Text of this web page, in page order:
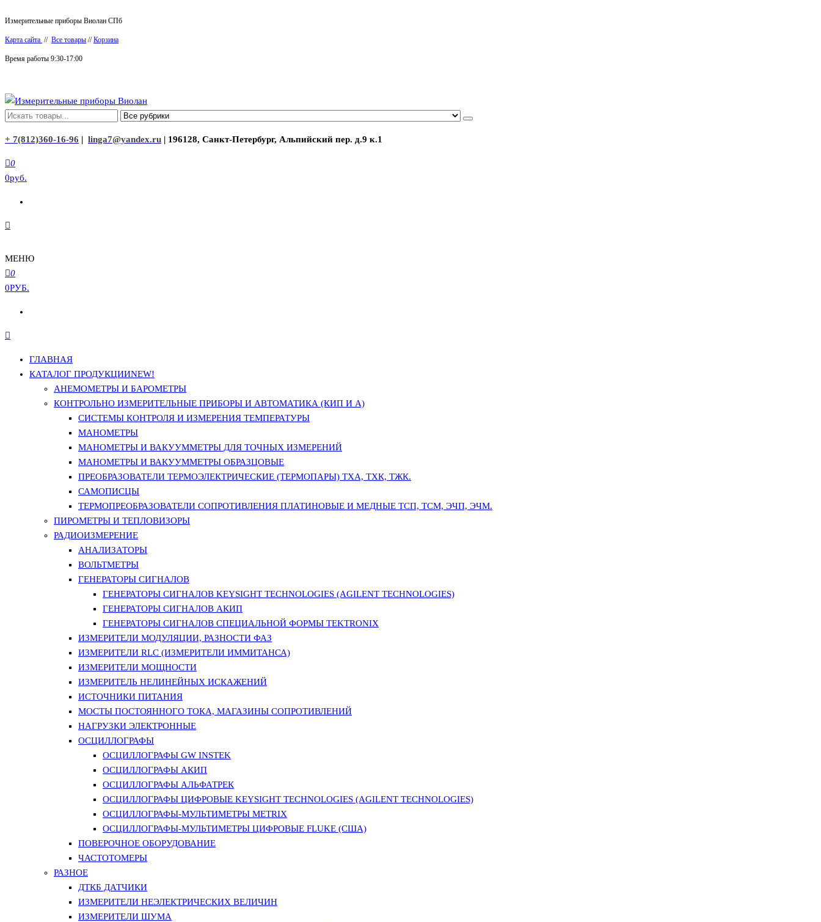
к
содержимому
Измерительные приборы Виолан СПб
Карта сайта // Все товары //Корзина
Время работы 9:30-17:00
Измерительные приборы Виолан
+ 7(812)360-16-96 | linga7@yandex.ru | 196128, Санкт-Петербург, Альпийский пер. д.9 к.1
0
0руб.
МЕНЮ
0
0РУБ.
ГЛАВНАЯ
КАТАЛОГ ПРОДУКЦИИNEW!
АНЕМОМЕТРЫ И БАРОМЕТРЫ
КОНТРОЛЬНО ИЗМЕРИТЕЛЬНЫЕ ПРИБОРЫ И АВТОМАТИКА (КИП И А)
СИСТЕМЫ КОНТРОЛЯ И ИЗМЕРЕНИЯ ТЕМПЕРАТУРЫ
МАНОМЕТРЫ
МАНОМЕТРЫ И ВАКУУММЕТРЫ ДЛЯ ТОЧНЫХ ИЗМЕРЕНИЙ
МАНОМЕТРЫ И ВАКУУММЕТРЫ ОБРАЗЦОВЫЕ
ПРЕОБРАЗОВАТЕЛИ ТЕРМОЭЛЕКТРИЧЕСКИЕ (ТЕРМОПАРЫ) ТХА, ТХК, ТЖК.
САМОПИСЦЫ
ТЕРМОПРЕОБРАЗОВАТЕЛИ СОПРОТИВЛЕНИЯ ПЛАТИНОВЫЕ И МЕДНЫЕ ТСП, ТСМ, ЭЧП, ЭЧМ.
ПИРОМЕТРЫ И ТЕПЛОВИЗОРЫ
РАДИОИЗМЕРЕНИЕ
АНАЛИЗАТОРЫ
ВОЛЬТМЕТРЫ
ГЕНЕРАТОРЫ СИГНАЛОВ
ГЕНЕРАТОРЫ СИГНАЛОВ KEYSIGHT TECHNOLOGIES (AGILENT TECHNOLOGIES)
ГЕНЕРАТОРЫ СИГНАЛОВ АКИП
ГЕНЕРАТОРЫ СИГНАЛОВ СПЕЦИАЛЬНОЙ ФОРМЫ TEKTRONIX
ИЗМЕРИТЕЛИ МОДУЛЯЦИИ, РАЗНОСТИ ФАЗ
ИЗМЕРИТЕЛИ RLC (ИЗМЕРИТЕЛИ ИММИТАНСА)
ИЗМЕРИТЕЛИ МОЩНОСТИ
ИЗМЕРИТЕЛЬ НЕЛИНЕЙНЫХ ИСКАЖЕНИЙ
ИСТОЧНИКИ ПИТАНИЯ
МОСТЫ ПОСТОЯННОГО ТОКА, МАГАЗИНЫ СОПРОТИВЛЕНИЙ
НАГРУЗКИ ЭЛЕКТРОННЫЕ
ОСЦИЛЛОГРАФЫ
ОСЦИЛЛОГРАФЫ GW INSTEK
ОСЦИЛЛОГРАФЫ АКИП
ОСЦИЛЛОГРАФЫ АЛЬФАТРЕК
ОСЦИЛЛОГРАФЫ ЦИФРОВЫЕ KEYSIGHT TECHNOLOGIES (AGILENT TECHNOLOGIES)
ОСЦИЛЛОГРАФЫ-МУЛЬТИМЕТРЫ METRIX
ОСЦИЛЛОГРАФЫ-МУЛЬТИМЕТРЫ ЦИФРОВЫЕ FLUKE (США)
ПОВЕРОЧНОЕ ОБОРУДОВАНИЕ
ЧАСТОТОМЕРЫ
РАЗНОЕ
ДТКБ ДАТЧИКИ
ИЗМЕРИТЕЛИ НЕЭЛЕКТРИЧЕСКИХ ВЕЛИЧИН
ИЗМЕРИТЕЛИ ШУМА